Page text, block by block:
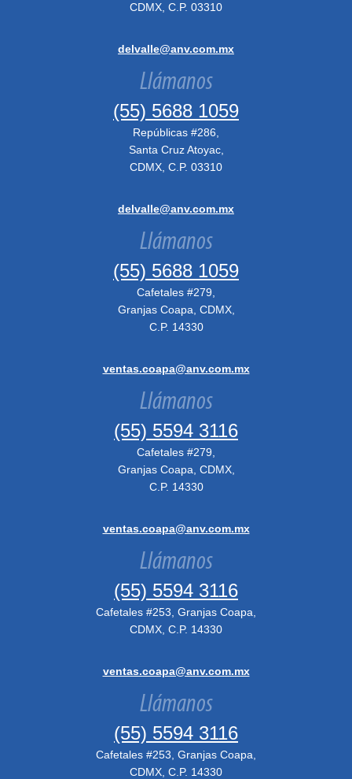
CDMX, C.P. 03310
delvalle@anv.com.mx
Llámanos
(55) 5688 1059
Repúblicas #286,
Santa Cruz Atoyac,
CDMX, C.P. 03310
delvalle@anv.com.mx
Llámanos
(55) 5688 1059
Cafetales #279,
Granjas Coapa, CDMX,
C.P. 14330
ventas.coapa@anv.com.mx
Llámanos
(55) 5594 3116
Cafetales #279,
Granjas Coapa, CDMX,
C.P. 14330
ventas.coapa@anv.com.mx
Llámanos
(55) 5594 3116
Cafetales #253, Granjas Coapa,
CDMX, C.P. 14330
ventas.coapa@anv.com.mx
Llámanos
(55) 5594 3116
Cafetales #253, Granjas Coapa,
CDMX, C.P. 14330